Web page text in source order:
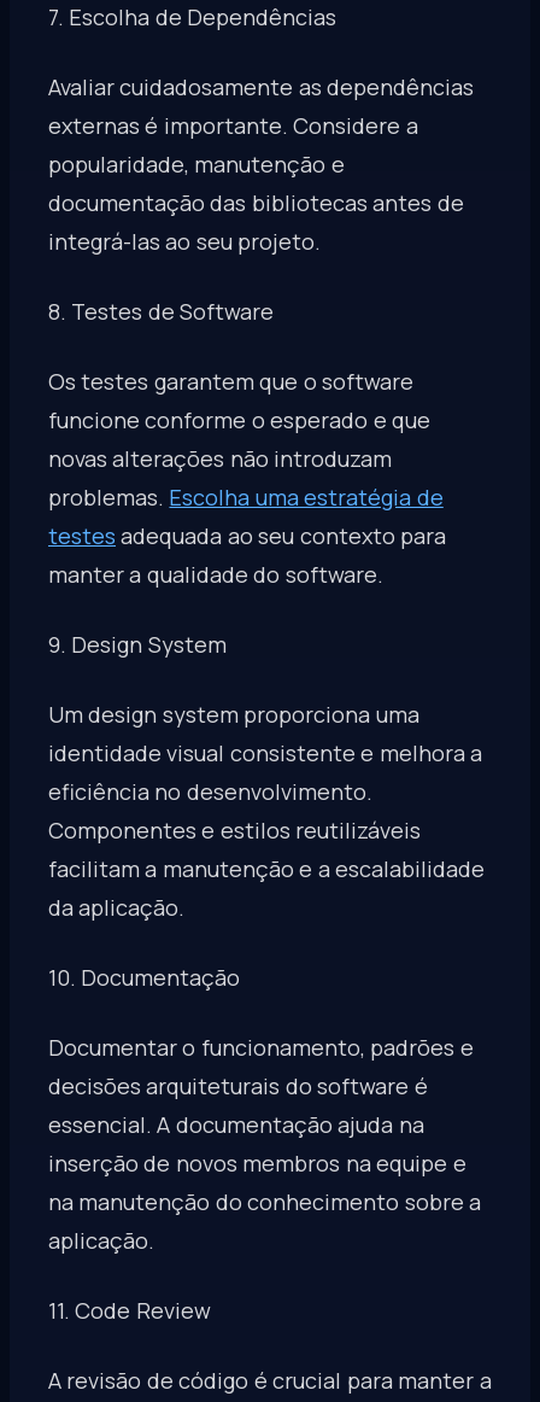
7. Escolha de Dependências
Avaliar cuidadosamente as dependências
externas é importante. Considere a
popularidade, manutenção e
documentação das bibliotecas antes de
integrá-las ao seu projeto.
8. Testes de Software
Os testes garantem que o software
funcione conforme o esperado e que
novas alterações não introduzam
problemas. Escolha uma estratégia de
testes adequada ao seu contexto para
manter a qualidade do software.
9. Design System
Um design system proporciona uma
identidade visual consistente e melhora a
eficiência no desenvolvimento.
Componentes e estilos reutilizáveis
facilitam a manutenção e a escalabilidade
da aplicação.
10. Documentação
Documentar o funcionamento, padrões e
decisões arquiteturais do software é
essencial. A documentação ajuda na
inserção de novos membros na equipe e
na manutenção do conhecimento sobre a
aplicação.
11. Code Review
A revisão de código é crucial para manter a